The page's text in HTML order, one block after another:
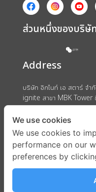
ส่วนหนึ่งของบริษั
Address
บริษัท อิกไนท์ เอ สตาร์ จำ
ignite สาขา MBK Tower
ถนนพญาไท แขวงวังใหม่
We use cookies
We use cookies to
performance on our
preferences by